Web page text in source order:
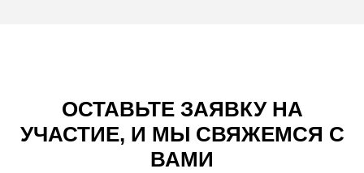
ОСТАВЬТЕ ЗАЯВКУ НА
УЧАСТИЕ, И МЫ СВЯЖЕМСЯ С
ВАМИ